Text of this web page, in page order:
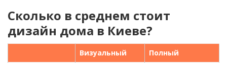
Сколько в среднем стоит
дизайн дома в Киеве?
Визуальный
Полный